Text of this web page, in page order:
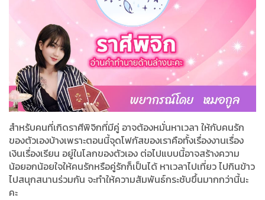
สำหรับคนที่เกิดราศีพิจิกที่มีคู่ อาจต้องหมั่นหาเวลา ให้กับคนรัก
ของตัวเองบ้างเพราะตอนนี้จุดโฟกัสของเราคือทั้งเรื่องงานเรื่อง
เงินเรื่องเรียน อยู่ในโลกของตัวเอง ต่อไปแบบนี้อาจสร้างความ
น้อยอกน้อยใจให้คนรักหรือคู่รักก็เป็นได้ หาเวลาไปเที่ยว ไปกินข้าว
ไปสนุกสนานร่วมกัน จะทำให้ความสัมพันธ์กระชับขึ้นมากกว่านี้นะ
คะ